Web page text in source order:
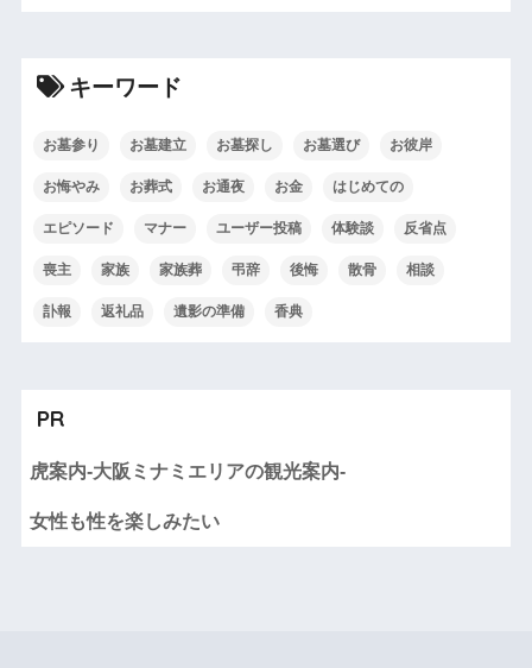
キーワード
お墓参り お墓建立 お墓探し お墓選び お彼岸
お悔やみ お葬式 お通夜 お金 はじめての
エピソード マナー ユーザー投稿 体験談 反省点
喪主 家族 家族葬 弔辞 後悔 散骨 相談
訃報 返礼品 遺影の準備 香典
PR
虎案内-大阪ミナミエリアの観光案内-
女性も性を楽しみたい